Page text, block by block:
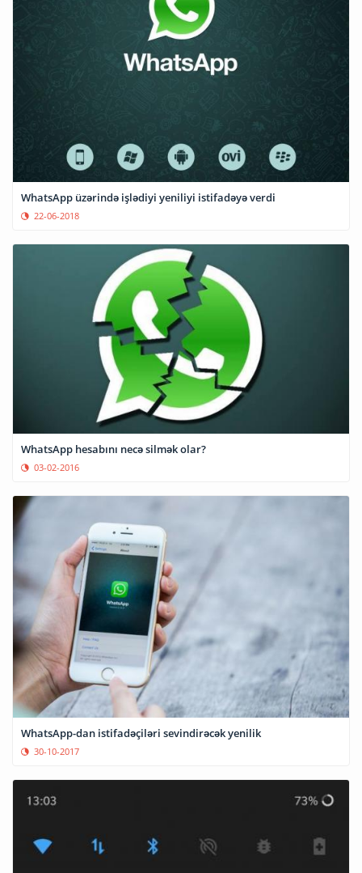
WhatsApp üzərində işlədiyi yeniliyi istifadəyə verdi
22-06-2018
WhatsApp hesabını necə silmək olar?
03-02-2016
WhatsApp-dan istifadəçiləri sevindirəcək yenilik
30-10-2017